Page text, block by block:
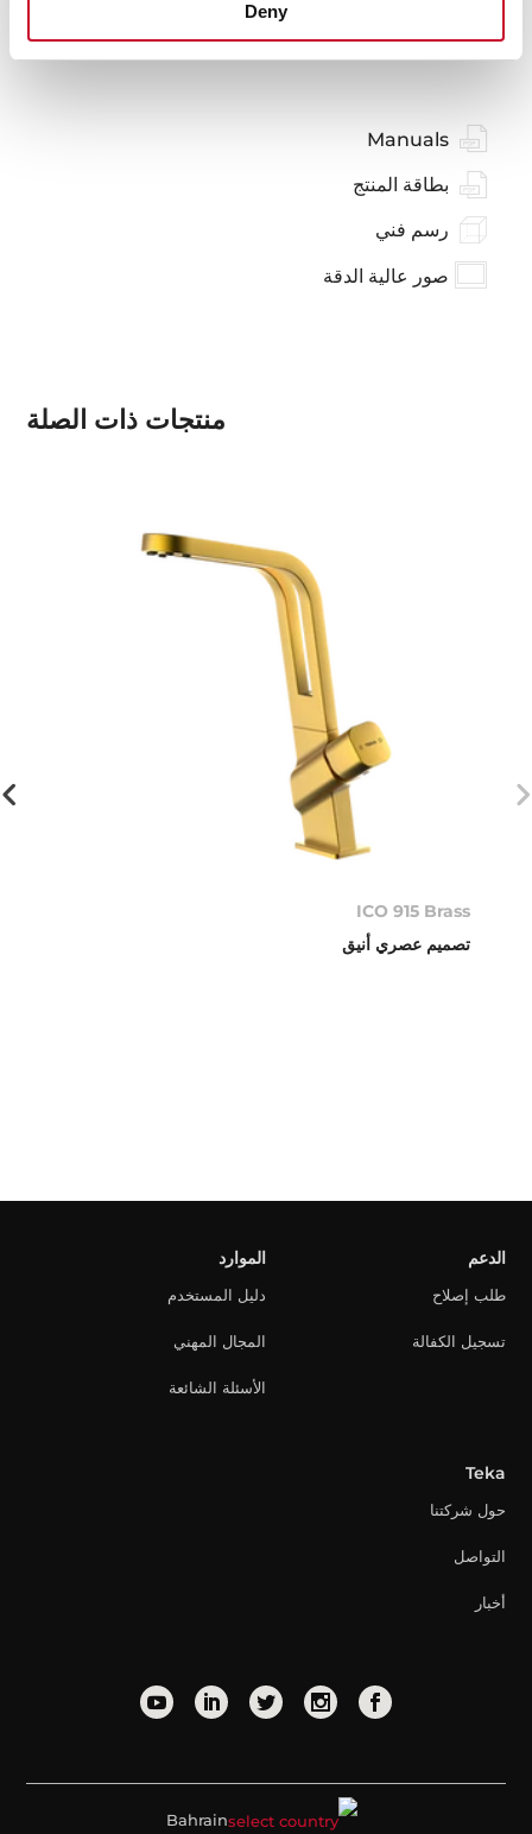
Deny
قد تكون مهتمًا أيضًا بما يلي
Manuals
بطاقة المنتج
رسم فني
صور عالية الدقة
منتجات ذات الصلة
ICO 915 Brass
تصميم عصري أنيق
الدعم
طلب إصلاح
تسجيل الكفالة
الموارد
دليل المستخدم
المجال المهني
الأسئلة الشائعة
Teka
حول شركتنا
التواصل
أخبار
Bahrain